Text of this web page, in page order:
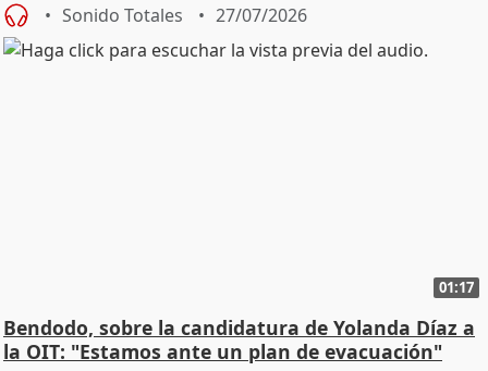
Sonido Totales 27/07/2026
01:17
Bendodo, sobre la candidatura de Yolanda Díaz a
la OIT: "Estamos ante un plan de evacuación"